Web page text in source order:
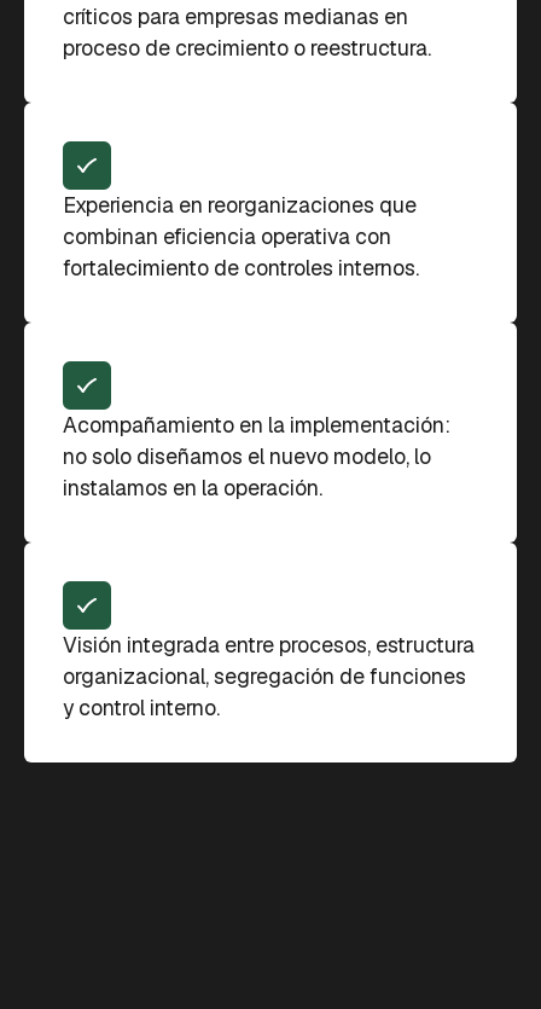
críticos para empresas medianas en
proceso de crecimiento o reestructura.
Experiencia en reorganizaciones que
combinan eficiencia operativa con
fortalecimiento de controles internos.
Acompañamiento en la implementación:
no solo diseñamos el nuevo modelo, lo
instalamos en la operación.
Visión integrada entre procesos, estructura
organizacional, segregación de funciones
y control interno.